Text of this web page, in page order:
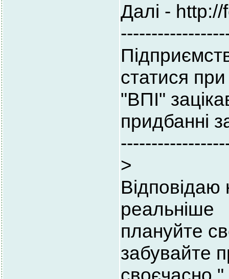
Далі -
статися
"ВПІ"
придбанні
>
реальніше
плануйте
забувайте